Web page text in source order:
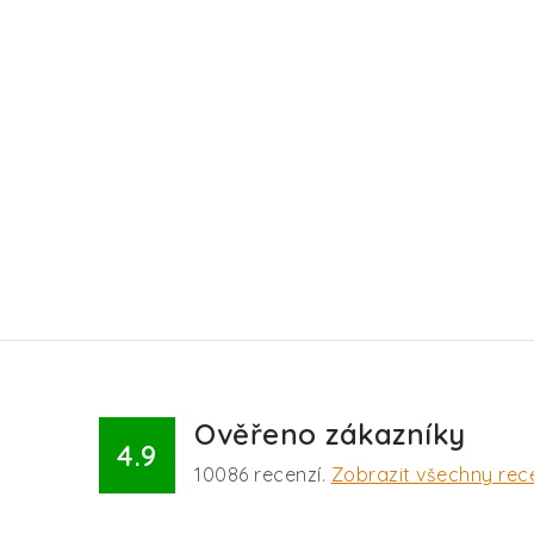
4.9
Ověřeno zákazníky
10086 recenzí. Zobrazit všechny